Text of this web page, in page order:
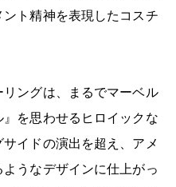
ト精神を表現したコスチ
ングは、まるでマーベル
を思わせるヒロイックな
イドの演出を超え、アメ
うなデザインに仕上がっ